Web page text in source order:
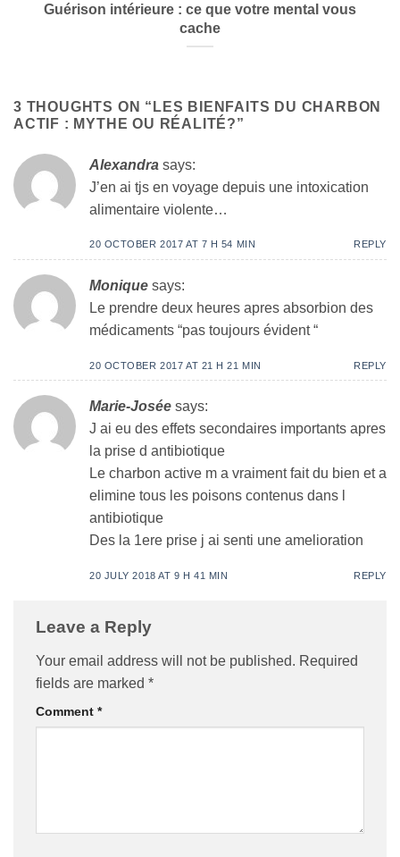
Guérison intérieure : ce que votre mental vous
cache
3 THOUGHTS ON “ LES BIENFAITS DU CHARBON
ACTIF : MYTHE OU RÉALITÉ?”
Alexandra says:
J’en ai tjs en voyage depuis une intoxication
alimentaire violente…
20 OCTOBER 2017 AT 7 H 54 MIN REPLY
Monique says:
Le prendre deux heures apres absorbion des
médicaments “pas toujours évident “
20 OCTOBER 2017 AT 21 H 21 MIN REPLY
Marie-Josée says:
J ai eu des effets secondaires importants apres
la prise d antibiotique
Le charbon active m a vraiment fait du bien et a
elimine tous les poisons contenus dans l
antibiotique
Des la 1ere prise j ai senti une amelioration
20 JULY 2018 AT 9 H 41 MIN REPLY
Leave a Reply
Your email address will not be published. Required
fields are marked *
Comment *